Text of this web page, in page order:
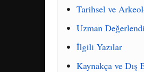
Tarihsel ve
Uzman
İlgili Yazılar
Kaynakça ve Dış